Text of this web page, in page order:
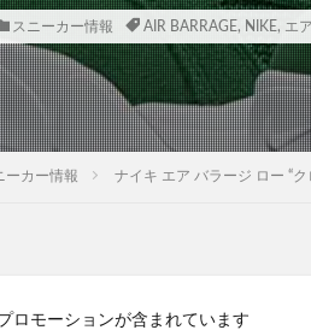
スニーカー情報 AIR BARRAGE, NIKE, エ
ーカー情報 ナイキ エア バラージ ロー “
ロモーションが含まれています